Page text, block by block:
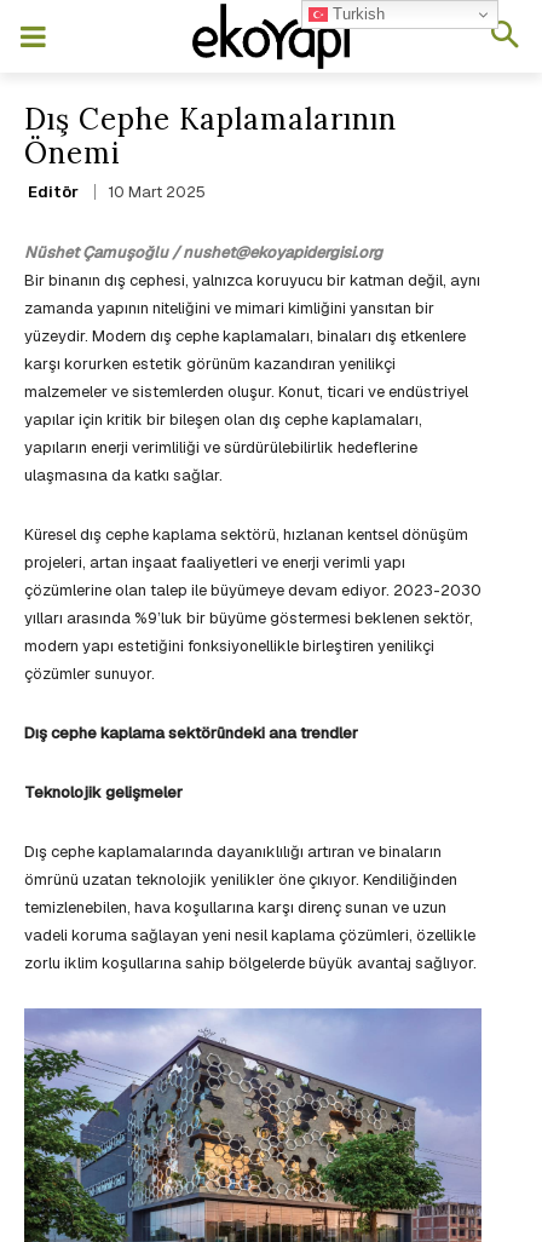
Dış Cephe Kaplamalarının
Önemi
Editör 10 Mart 2025
Nüshet Çamuşoğlu / nushet@ekoyapidergisi.org
Bir binanın dış cephesi, yalnızca koruyucu bir katman değil, aynı
zamanda yapının niteliğini ve mimari kimliğini yansıtan bir
yüzeydir. Modern dış cephe kaplamaları, binaları dış etkenlere
karşı korurken estetik görünüm kazandıran yenilikçi
malzemeler ve sistemlerden oluşur. Konut, ticari ve endüstriyel
yapılar için kritik bir bileşen olan dış cephe kaplamaları,
yapıların enerji verimliliği ve sürdürülebilirlik hedeflerine
ulaşmasına da katkı sağlar.
Küresel dış cephe kaplama sektörü, hızlanan kentsel dönüşüm
projeleri, artan inşaat faaliyetleri ve enerji verimli yapı
çözümlerine olan talep ile büyümeye devam ediyor. 2023-2030
yılları arasında %9’luk bir büyüme göstermesi beklenen sektör,
modern yapı estetiğini fonksiyonellikle birleştiren yenilikçi
çözümler sunuyor.
Dış cephe kaplama sektöründeki ana trendler
Teknolojik gelişmeler
Dış cephe kaplamalarında dayanıklılığı artıran ve binaların
ömrünü uzatan teknolojik yenilikler öne çıkıyor. Kendiliğinden
temizlenebilen, hava koşullarına karşı direnç sunan ve uzun
vadeli koruma sağlayan yeni nesil kaplama çözümleri, özellikle
zorlu iklim koşullarına sahip bölgelerde büyük avantaj sağlıyor.
Turkish